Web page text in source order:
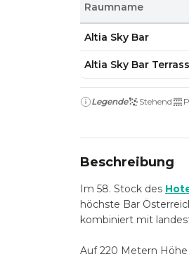
Raumname
Altia Sky Bar
Altia Sky Bar
Legende Stehend
Beschreibung
Im 58. Stock des
höchste Bar
kombiniert mit
Auf 220 Metern